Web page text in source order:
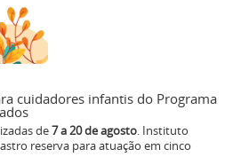
cuidadores infantis do Programa
de
reserva para atuação em cinco